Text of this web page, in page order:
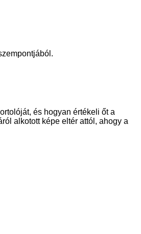
és hogyan értékeli őt a
alkotott képe eltér attól, ahogy a